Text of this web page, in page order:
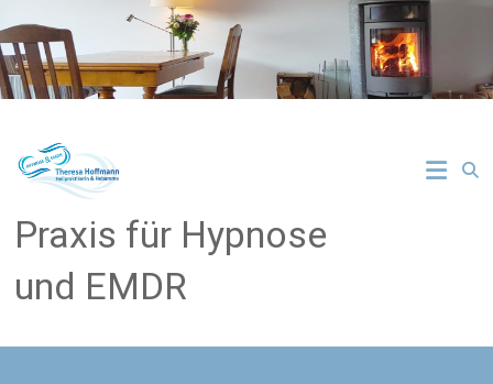
Inhalt
springen
Praxis für Hypnose
und EMDR